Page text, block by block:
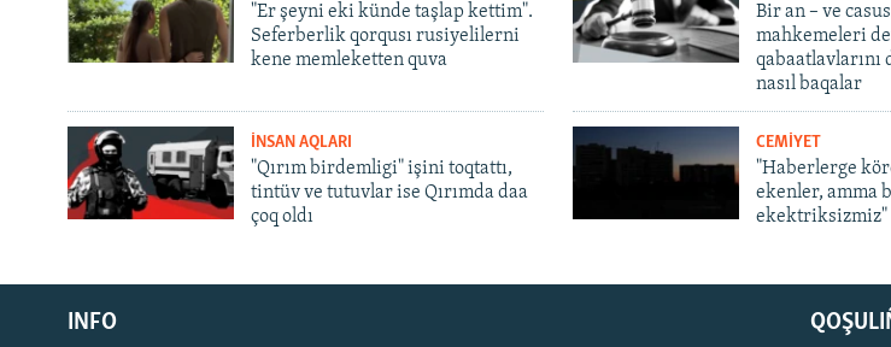
Русский
Українською
"Er şeyni eki künde taşlap kettim".
Seferberlik qorqusı rusiyelilerni
kene memleketten quva
Bir an – ve
mahkemeleri
qabaatlavlarını
nasıl baqalar
İNSAN AQLARI
"Qırım birdemligi" işini toqtattı,
tintüv ve tutuvlar ise Qırımda daa
çoq oldı
CEMİYET
"Haberlerge
ekenler, amma
ekektriksizmiz"
INFO